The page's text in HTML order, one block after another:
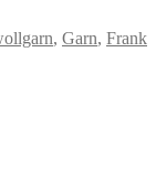
, Garn, Frank